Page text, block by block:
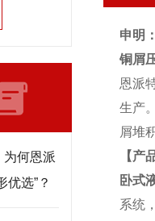
为何恩派
优选”？
申明
铜屑
恩派
生产
屑堆
【产
卧式
系统